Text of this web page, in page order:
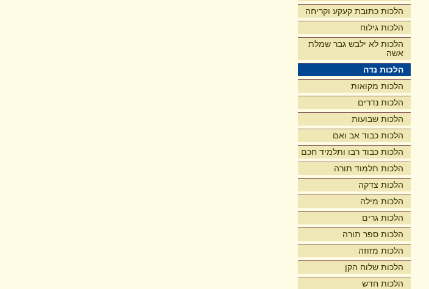
הלכות כתובת קעקע וקריחה
הלכות גילוח
הלכות לא ילבש גבר שמלת
אשה
הלכות נדה
הלכות מקואות
הלכות נדרים
הלכות שבועות
הלכות כבוד אב ואם
הלכות כבוד רבו ותלמיד חכם
הלכות תלמוד תורה
הלכות צדקה
הלכות מילה
הלכות גרים
הלכות ספר תורה
הלכות מזוזה
הלכות שלוח הקן
הלכות חדש